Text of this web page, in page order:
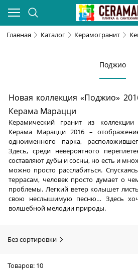
Главная Каталог Керамогранит
Поджио
Новая коллекция «Поджио»
Керама Марацци
Керамический гранит из
Керама Марацци 2016 –
одноименного парка,
Здесь, среди невероятного
составляют дубы и сосны, но есть и
можно просто расслабиться.
террасам, человек просто думает о
проблемы. Легкий ветер колышет
свою неслышимую песню… Здесь
волшебной мелодии природы.
Без сортировки
Товаров: 10